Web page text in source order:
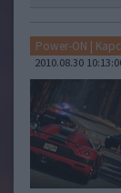
Power-ON |
2010.08.30